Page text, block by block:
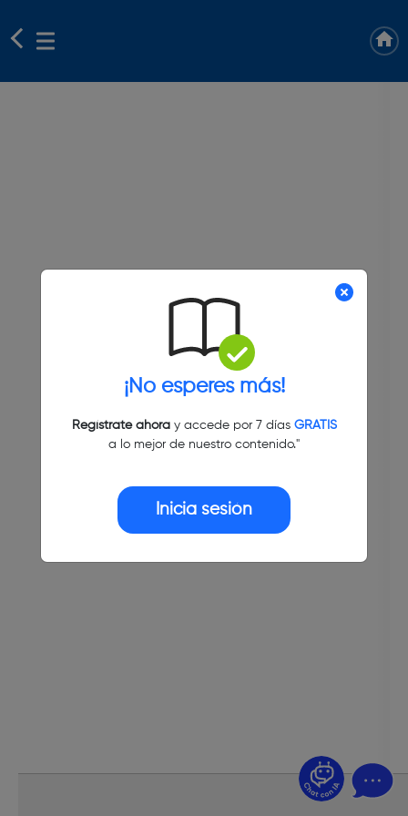
¡No esperes más!
Regístrate ahoray accede por 7 días GRATIS
a lo mejor de nuestro contenido."
Inicia sesión